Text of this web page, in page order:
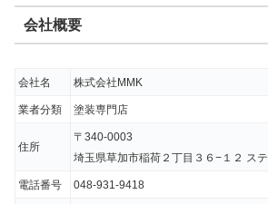
会社概要
会社名 株式会社MMK
業者分類 塗装専門店
住所
〒340-0003
埼玉県草加市稲荷２丁目３６−１２ ス
電話番号 048-931-9418